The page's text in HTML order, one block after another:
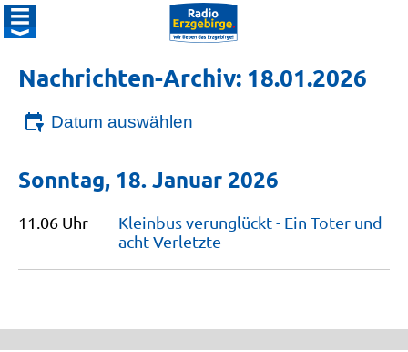
Nachrichten-Archiv: 18.01.2026
Datum auswählen
Sonntag, 18. Januar 2026
11.06 Uhr
Kleinbus verunglückt - Ein Toter und
achtVerletzte